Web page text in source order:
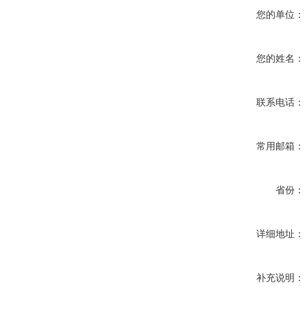
您的单位：
您的姓名：
联系电话：
常用邮箱：
省份：
详细地址：
补充说明：